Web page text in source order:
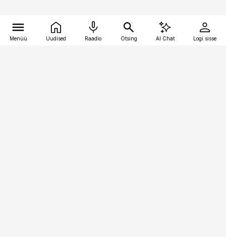
Menüü Uudised Raadio Otsing AI Chat Logi sisse